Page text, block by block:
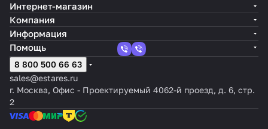
Интернет-магазин
Компания
Информация
Помощь
8 800 500 66 63
sales@estares.ru
г. Москва, Офис - Проектируемый 4062-й проезд, д. 6, стр.
2